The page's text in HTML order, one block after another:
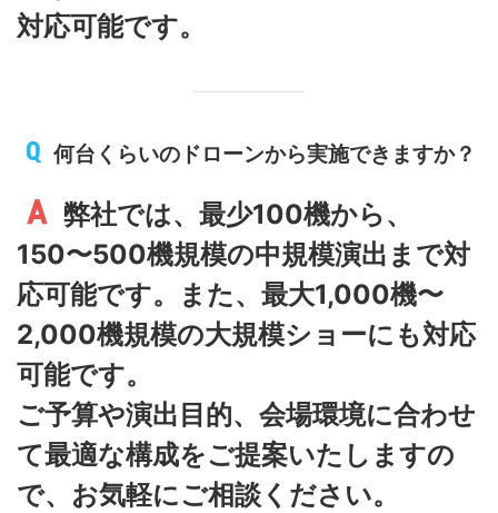
対応可能です。
何台くらいのドローンから実施できますか？
弊社では、最少100機から、
150〜500機規模の中規模演出まで対
応可能です。また、最大1,000機〜
2,000機規模の大規模ショーにも対応
可能です。
ご予算や演出目的、会場環境に合わせ
て最適な構成をご提案いたしますの
で、お気軽にご相談ください。